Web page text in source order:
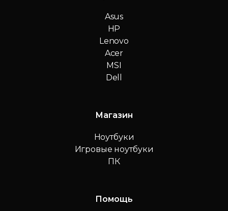
Asus
HP
Lenovo
Acer
MSI
Dell
Магазин
Ноутбуки
Игровые ноутбуки
ПК
Помощь